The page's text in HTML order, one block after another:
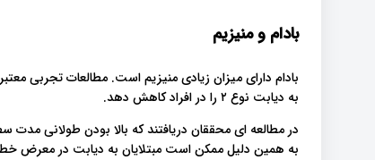
بادام و منیزیم
بادام دارای میزان زیادی منیزیم است. مطالعات تجربی
به دیابت نوع ۲ را در افراد کاهش دهد.
در مطالعه ای محققان دریافتند که بالا بودن طولانی
به همین دلیل ممکن است مبتلایان به دیابت در معرض خطر